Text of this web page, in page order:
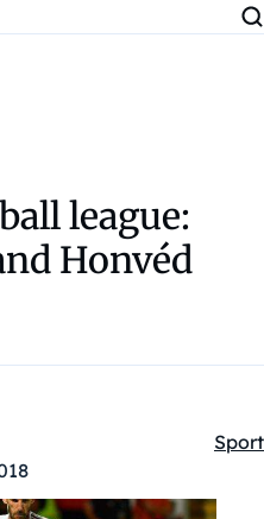
league:
Honvéd
Sport